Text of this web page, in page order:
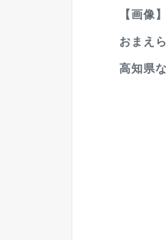
【画像
おまえ
高知県